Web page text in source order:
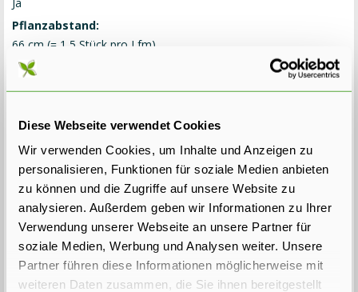
Diese Webseite verwendet Cookies
Wir verwenden Cookies, um Inhalte und Anzeigen zu
personalisieren, Funktionen für soziale Medien anbieten
zu können und die Zugriffe auf unsere Website zu
analysieren. Außerdem geben wir Informationen zu Ihrer
Verwendung unserer Webseite an unsere Partner für
soziale Medien, Werbung und Analysen weiter. Unsere
Partner führen diese Informationen möglicherweise mit
weiteren Daten zusammen, die Sie ihnen bereitgestellt
Pflanzabstand:
66 cm (= 1,5 Stück pro Lfm)
Lieferart:
Ab 18. September 2026 wieder lieferbar, kann (vor)bestellt
werden.
Status:
Bestellbar
Preis:
€45,00 inkl. MwSt. - ohne Versandkosten im Liefergebiet -
Abholung 20% Rabatt
Größe exkl. Ballen: